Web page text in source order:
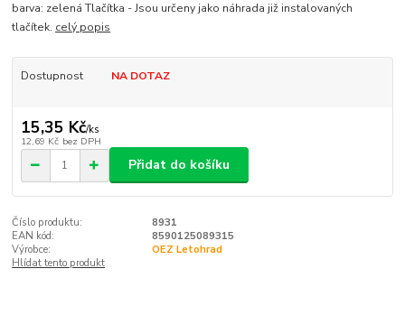
barva: zelená Tlačítka - Jsou určeny jako náhrada již instalovaných
tlačítek. celý popis
Dostupnost NA DOTAZ
15,35 Kč/ks
12,69 Kč bez DPH
Přidat do košíku
Číslo produktu:
8931
EAN kód:
8590125089315
Výrobce:
OEZ Letohrad
Hlídat tento produkt